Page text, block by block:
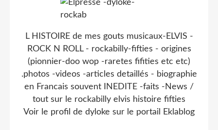
L HISTOIRE de mes gouts musicaux-ELVIS -
ROCK N ROLL - rockabilly-fifties - origines
(pionnier-doo wop -raretes fifities etc etc)
.photos -videos -articles detaillés - biographie
en Francais souvent INEDITE -faits -News /
tout sur le rockabilly elvis histoire fifties
Voir le profil de dyloke sur le portail Eklablog